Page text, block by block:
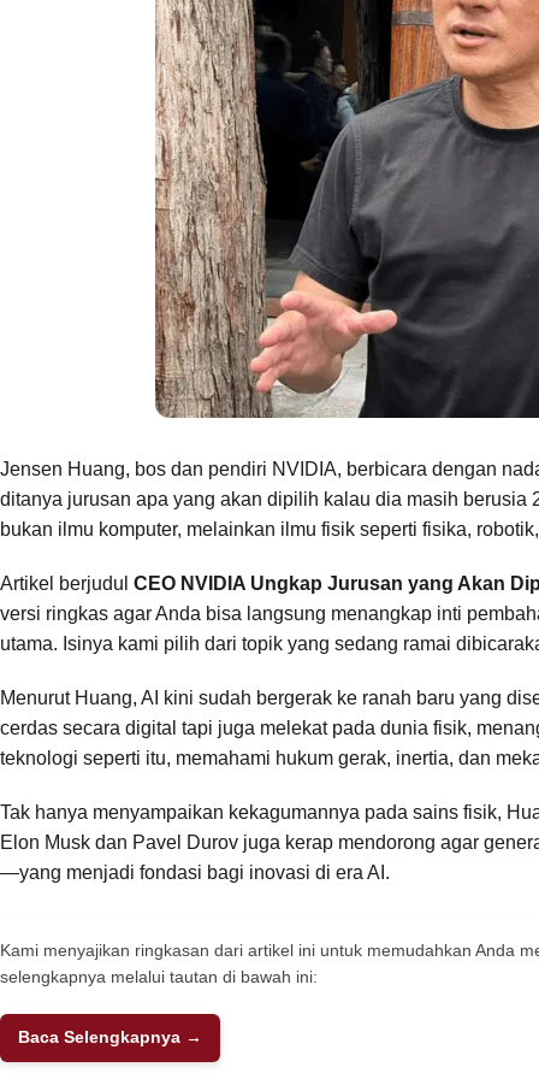
Jensen Huang, bos dan pendiri NVIDIA, berbicara dengan
ditanya jurusan apa yang akan dipilih kalau dia masih
bukan ilmu komputer, melainkan ilmu fisik seperti fisika,
Artikel berjudul CEO NVIDIA Ungkap Jurusan yang Akan
versi ringkas agar Anda bisa langsung menangkap inti
utama. Isinya kami pilih dari topik yang sedang ramai
Menurut Huang, AI kini sudah bergerak ke ranah baru yang
cerdas secara digital tapi juga melekat pada dunia fisik,
teknologi seperti itu, memahami hukum gerak, inertia, dan
Tak hanya menyampaikan kekagumannya pada sains fisik,
Elon Musk dan Pavel Durov juga kerap mendorong agar
—yang menjadi fondasi bagi inovasi di era AI.
Kami menyajikan ringkasan dari artikel ini untuk memudahkan Anda
selengkapnya melalui tautan di bawah ini:
Baca Selengkapnya →